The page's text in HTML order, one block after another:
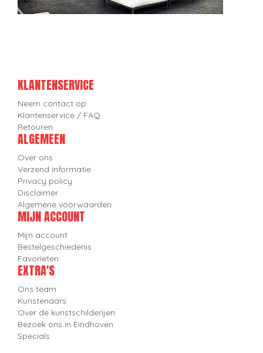
KLANTENSERVICE
Neem contact op
Klantenservice / FAQ
Retouren
ALGEMEEN
Over ons
Verzend informatie
Privacy policy
Disclaimer
Algemene voorwaarden
MIJN ACCOUNT
Mijn account
Bestelgeschiedenis
Favorieten
EXTRA'S
Ons team
Kunstenaars
Over de kunstschilderijen
Bezoek ons in Eindhoven
Specials